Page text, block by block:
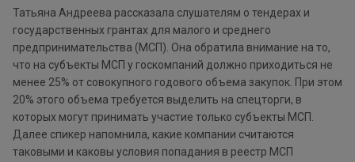
Татьяна Андреева рассказала слушателям о тендерах и
государственных грантах для малого и среднего
предпринимательства (МСП). Она обратила внимание на то,
что на субъекты МСП у госкомпаний должно приходиться не
менее 25% от совокупного годового объема закупок. При этом
20% этого объема требуется выделить на спецторги, в
которых могут принимать участие только субъекты МСП.
Далее спикер напомнила, какие компании считаются
таковыми и каковы условия попадания в реестр МСП